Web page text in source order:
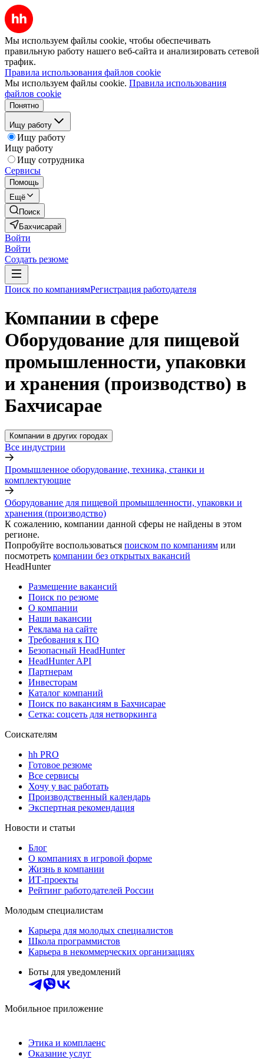
Мы используем файлы cookie, чтобы обеспечивать
правильную работу нашего веб-сайта и анализировать сетевой
трафик.
Правила использования файлов cookie
Мы используем файлы cookie. Правила использования
файлов cookie
Понятно
Ищу работу
Ищу работу
Ищу работу
Ищу сотрудника
Сервисы
Помощь
Ещё
Поиск
Бахчисарай
Войти
Войти
Создать резюме
Поиск по компаниямРегистрация работодателя
Компании в сфере
Оборудование для пищевой
промышленности, упаковки
и хранения (производство) в
Бахчисарае
Компании в других городах
Все индустрии
Промышленное оборудование, техника, станки и
комплектующие
Оборудование для пищевой промышленности, упаковки и
хранения (производство)
К сожалению, компании данной сферы не найдены в этом
регионе.
Попробуйте воспользоваться поиском по компаниям или
посмотреть компании без открытых вакансий
HeadHunter
Размещение вакансий
Поиск по резюме
О компании
Наши вакансии
Реклама на сайте
Требования к ПО
Безопасный HeadHunter
HeadHunter API
Партнерам
Инвесторам
Каталог компаний
Поиск по вакансиям в Бахчисарае
Сетка: соцсеть для нетворкинга
Соискателям
hh PRO
Готовое резюме
Все сервисы
Хочу у вас работать
Производственный календарь
Экспертная рекомендация
Новости и статьи
Блог
О компаниях в игровой форме
Жизнь в компании
ИТ-проекты
Рейтинг работодателей России
Молодым специалистам
Карьера для молодых специалистов
Школа программистов
Карьера в некоммерческих организациях
Боты для уведомлений
Мобильное приложение
Этика и комплаенс
Оказание услуг